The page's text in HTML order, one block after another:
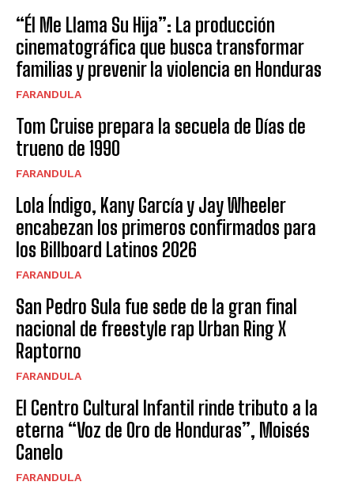
“Él Me Llama Su Hija”: La producción
cinematográfica que busca transformar
familias y prevenir la violencia en Honduras
FARANDULA
Tom Cruise prepara la secuela de Días de
trueno de 1990
FARANDULA
Lola Índigo, Kany García y Jay Wheeler
encabezan los primeros confirmados para
los Billboard Latinos 2026
FARANDULA
San Pedro Sula fue sede de la gran final
nacional de freestyle rap Urban Ring X
Raptorno
FARANDULA
El Centro Cultural Infantil rinde tributo a la
eterna “Voz de Oro de Honduras”, Moisés
Canelo
FARANDULA